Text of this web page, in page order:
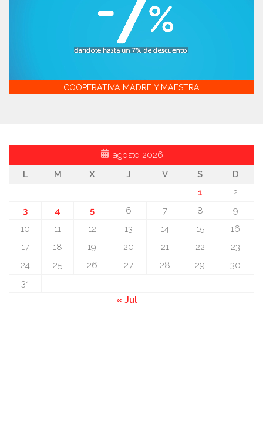
COOPERATIVA MADRE Y MAESTRA
agosto 2026
L
M X J V S
D
1
2
3
4 5 6 7 8
9
10
11 12 13 14 15
16
17
18 19 20 21 22
23
24
25 26 27 28 29
30
31
« Jul